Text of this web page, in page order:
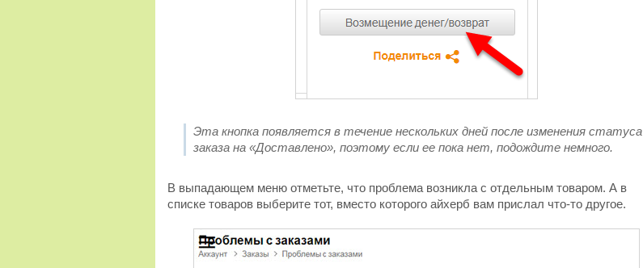
Эта кнопка появляется в течение нескольких дней после изменения статуса
заказа на «Доставлено», поэтому если ее пока нет, подождите немного.
В выпадающем меню отметьте, что проблема возникла с отдельным товаром. А в
списке товаров выберите тот, вместо которого айхерб вам прислал что-то другое.